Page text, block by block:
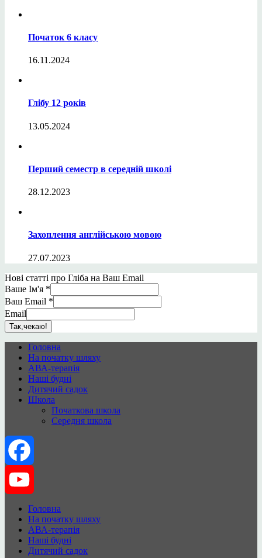
Початок 6 класу
16.11.2024
Глібу 12 років
13.05.2024
Перший семестр в середній школі
28.12.2023
Захоплення англійською мовою
27.07.2023
Нові статті про Гліба на Ваш Email
Ваше Ім'я *
Ваш Email *
Email
Так,чекаю!
Головна
На початку шляху
АВА-терапія
Наші будні
Дитячий садок
Школа
Початкова школа
Середня школа
Facebook
YouTube
Channel
Головна
На початку шляху
АВА-терапія
Наші будні
Дитячий садок